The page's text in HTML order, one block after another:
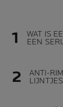
WAT IS
EEN
ANTI-